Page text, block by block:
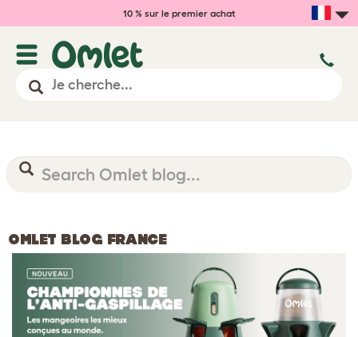
10 % sur le premier achat
OMLET BLOG FRANCE